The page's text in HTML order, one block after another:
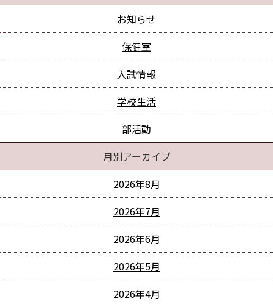
お知らせ
保健室
入試情報
学校生活
部活動
月別アーカイブ
2026年8月
2026年7月
2026年6月
2026年5月
2026年4月